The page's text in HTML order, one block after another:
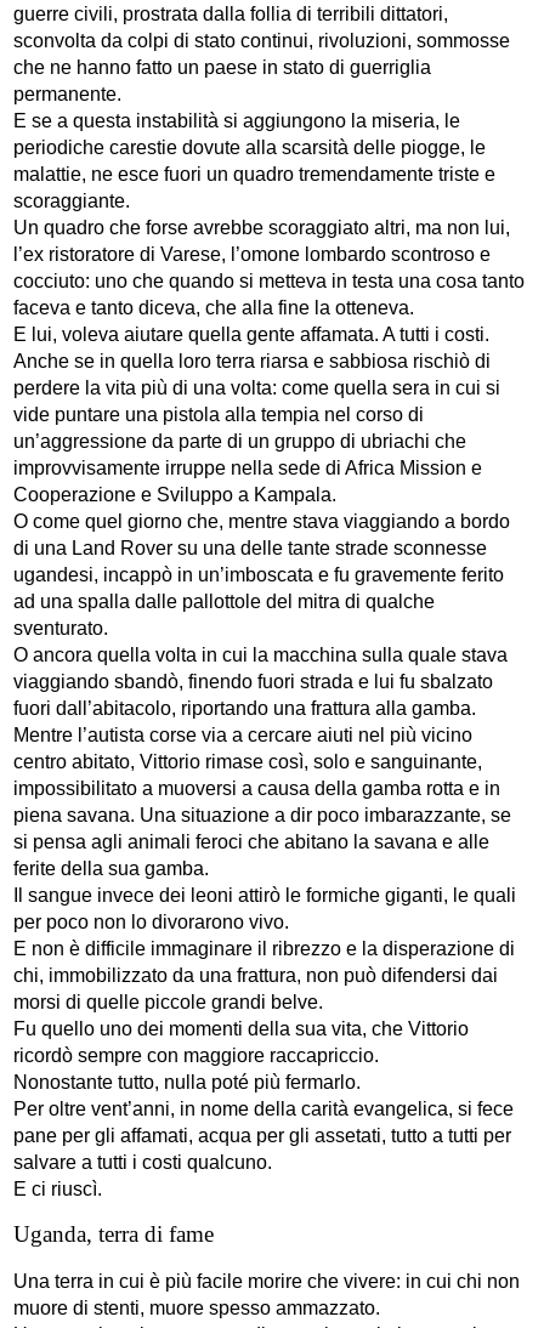
guerre civili, prostrata dalla follia di terribili dittatori,
sconvolta da colpi di stato continui, rivoluzioni, sommosse
che ne hanno fatto un paese in stato di guerriglia
permanente.
E se a questa instabilità si aggiungono la miseria, le
periodiche carestie dovute alla scarsità delle piogge, le
malattie, ne esce fuori un quadro tremendamente triste e
scoraggiante.
Un quadro che forse avrebbe scoraggiato altri, ma non lui,
l’ex ristoratore di Varese, l’omone lombardo scontroso e
cocciuto: uno che quando si metteva in testa una cosa tanto
faceva e tanto diceva, che alla fine la otteneva.
E lui, voleva aiutare quella gente affamata. A tutti i costi.
Anche se in quella loro terra riarsa e sabbiosa rischiò di
perdere la vita più di una volta: come quella sera in cui si
vide puntare una pistola alla tempia nel corso di
un’aggressione da parte di un gruppo di ubriachi che
improvvisamente irruppe nella sede di Africa Mission e
Cooperazione e Sviluppo a Kampala.
O come quel giorno che, mentre stava viaggiando a bordo
di una Land Rover su una delle tante strade sconnesse
ugandesi, incappò in un’imboscata e fu gravemente ferito
ad una spalla dalle pallottole del mitra di qualche
sventurato.
O ancora quella volta in cui la macchina sulla quale stava
viaggiando sbandò, finendo fuori strada e lui fu sbalzato
fuori dall’abitacolo, riportando una frattura alla gamba.
Mentre l’autista corse via a cercare aiuti nel più vicino
centro abitato, Vittorio rimase così, solo e sanguinante,
impossibilitato a muoversi a causa della gamba rotta e in
piena savana. Una situazione a dir poco imbarazzante, se
si pensa agli animali feroci che abitano la savana e alle
ferite della sua gamba.
Il sangue invece dei leoni attirò le formiche giganti, le quali
per poco non lo divorarono vivo.
E non è difficile immaginare il ribrezzo e la disperazione di
chi, immobilizzato da una frattura, non può difendersi dai
morsi di quelle piccole grandi belve.
Fu quello uno dei momenti della sua vita, che Vittorio
ricordò sempre con maggiore raccapriccio.
Nonostante tutto, nulla poté più fermarlo.
Per oltre vent’anni, in nome della carità evangelica, si fece
pane per gli affamati, acqua per gli assetati, tutto a tutti per
salvare a tutti i costi qualcuno.
E ci riuscì.
Uganda, terra di fame
Una terra in cui è più facile morire che vivere: in cui chi non
muore di stenti, muore spesso ammazzato.